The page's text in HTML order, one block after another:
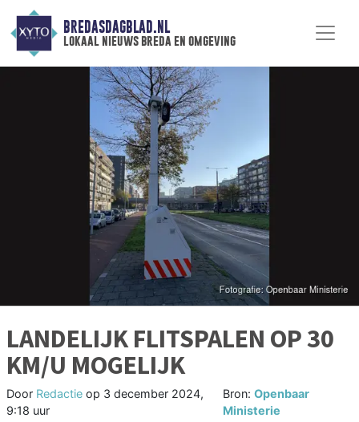
BREDASDAGBLAD.NL
lokaal nieuws breda en omgeving
LANDELIJK FLITSPALEN OP 30
KM/U MOGELIJK
Door Redactie op 3 december 2024,
9:18 uur
Bron: Openbaar
Ministerie